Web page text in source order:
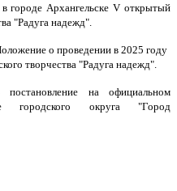
АрхангельскеV открытый
"Радуга надежд".
о проведении в 2025 году
творчества "Радуга надежд".
на официальном
городского округа "Город